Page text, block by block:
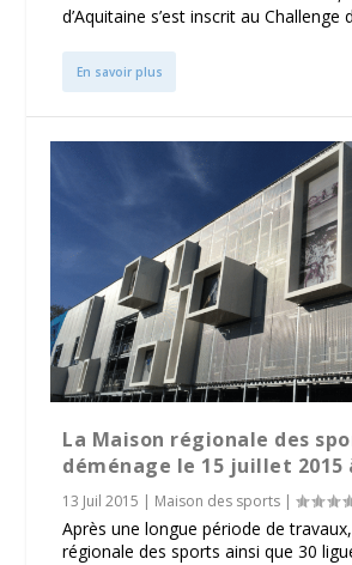
d’Aquitaine s’est inscrit au Challenge
En savoir plus
La Maison régionale des
déménage le 15 juillet 2015
13 Juil 2015 | Maison des sports |
Après une longue période de
régionale des sports ainsi que 30